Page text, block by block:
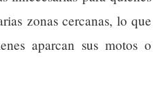
zonas cercanas, lo que
aparcan sus motos o